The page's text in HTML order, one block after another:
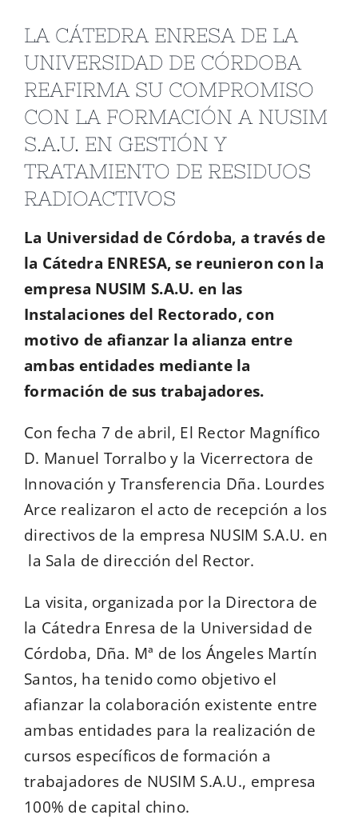
LA CÁTEDRA ENRESA DE LA
UNIVERSIDAD DE CÓRDOBA
REAFIRMA SU COMPROMISO
CON LA FORMACIÓN A NUSIM
S.A.U. EN GESTIÓN Y
TRATAMIENTO DE RESIDUOS
RADIOACTIVOS
La Universidad de Córdoba, a través de
la Cátedra ENRESA, se reunieron con la
empresa NUSIM S.A.U. en las
Instalaciones del Rectorado, con
motivo de afianzar la alianza entre
ambas entidades mediante la
formación de sus trabajadores.
Con fecha 7 de abril, El Rector Magnífico
D. Manuel Torralbo y la Vicerrectora de
Innovación y Transferencia Dña. Lourdes
Arce realizaron el acto de recepción a los
directivos de la empresa NUSIM S.A.U. en
la Sala de dirección del Rector.
La visita, organizada por la Directora de
la Cátedra Enresa de la Universidad de
Córdoba, Dña. Mª de los Ángeles Martín
Santos, ha tenido como objetivo el
afianzar la colaboración existente entre
ambas entidades para la realización de
cursos específicos de formación a
trabajadores de NUSIM S.A.U., empresa
100% de capital chino.